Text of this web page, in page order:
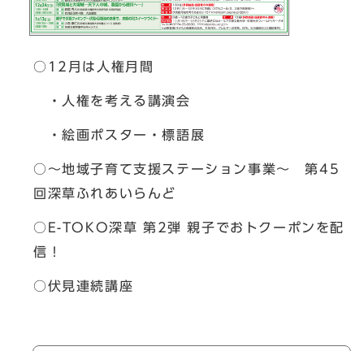
○12月は人権月間
・人権を考える講演会
・絵画ポスター・標語展
○～地域子育て支援ステーション事業～ 第45
回深草ふれあいらんど
○E-TOKO深草 第2弾 親子でおトクーポンを配
信！
○伏見連続講座